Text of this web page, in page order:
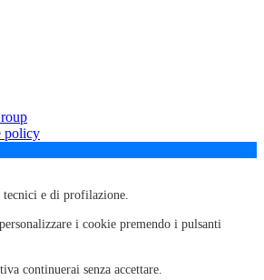
policy
e di profilazione.
i cookie premendo i pulsanti
continuerai senza accettare.